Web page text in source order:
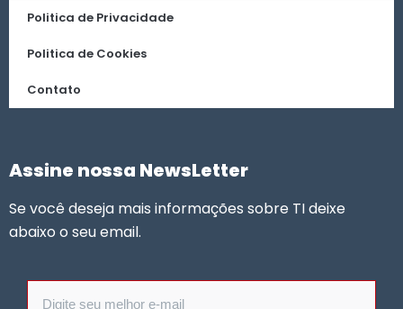
Politica de Privacidade
Politica de Cookies
Contato
Assine nossa NewsLetter
Se você deseja mais informações sobre TI deixe
abaixo o seu email.